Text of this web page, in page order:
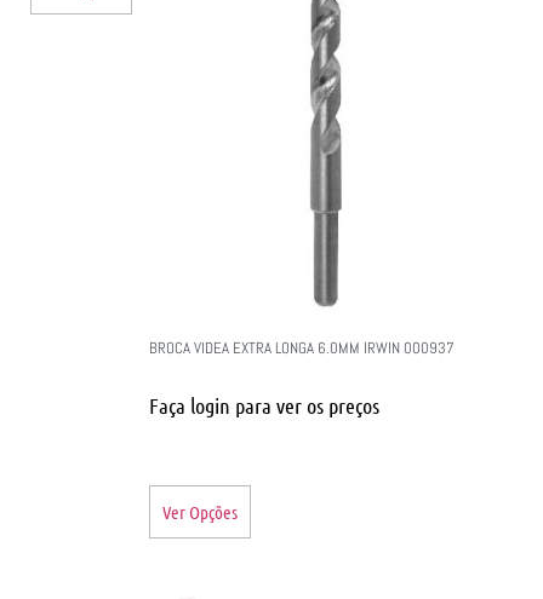
BROCA VIDEA EXTRA LONGA 6.0MM IRWIN 000937
Faça login para ver os preços
Ver Opções